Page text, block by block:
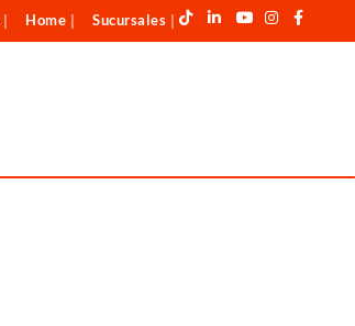
Home Sucursales